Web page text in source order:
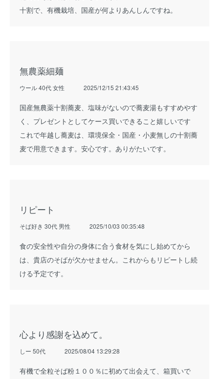
十割で、有機栽培、国産が何よりあんしんですね。
無農薬細麺
ウール 40代 女性 2025/12/15 21:43:45
国産無農薬十割蕎麦、塩味がないので蕎麦湯もすすめやす
く、プレゼントとしてケース買いできること嬉しいです
これで年越し蕎麦は、環境保全・国産・小麦無しの十割蕎
麦で用意できます。安心です。ありがたいです。
リピート
そば好き 30代 男性 2025/10/03 00:35:48
食の安全性や自分の身体に合う食材を気にし始めてから
は、貴店のそばが欠かせません。これからもリピートし続
ける予定です。
心より感謝を込めて。
しー 50代 2025/08/04 13:29:28
有機で全粒そば粉１００％に初めて出会えて、箱買いで